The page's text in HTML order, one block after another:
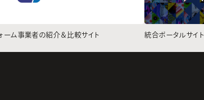
ーム事業者の紹介＆比較サイト 統合ポータルサイト